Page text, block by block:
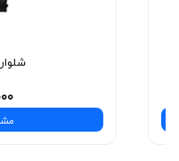
نیست—یه تجربه‌ی شیک